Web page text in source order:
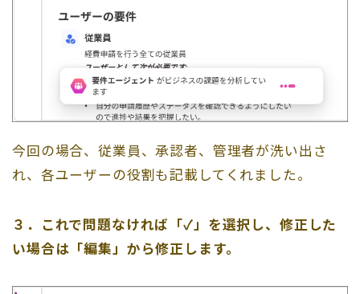
今回の場合、従業員、承認者、管理者が洗い出さ
れ、各ユーザーの役割も記載してくれました。
３．これで問題なければ「✓」を選択し、修正した
い場合は「編集」から修正します。